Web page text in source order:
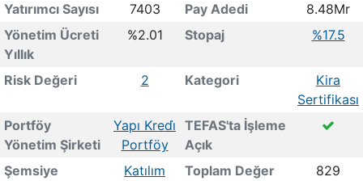
Yatırımcı Sayısı 7403 Pay Adedi
8.48Mr
Yönetim Ücreti
Yıllık
%2.01 Stopaj %17.5
Risk Değeri 2 Kategori
Kira
Sertifikası
Portföy
Yönetim Şirketi
Yapı Kredi̇
Portföy
TEFAS'ta İşleme
Açık
Şemsiye
Katılım
Toplam Değer
829